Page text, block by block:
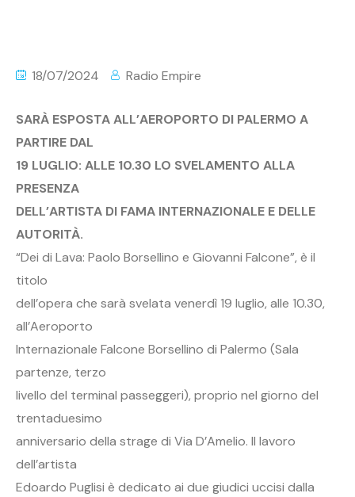
18/07/2024 Radio Empire
SARÀ ESPOSTA ALL’AEROPORTO DI PALERMO A
PARTIRE DAL
19 LUGLIO: ALLE 10.30 LO SVELAMENTO ALLA
PRESENZA
DELL’ARTISTA DI FAMA INTERNAZIONALE E DELLE
AUTORITÀ.
“Dei di Lava: Paolo Borsellino e Giovanni Falcone”, è il
titolo
dell’opera che sarà svelata venerdì 19 luglio, alle 10.30,
all’Aeroporto
Internazionale Falcone Borsellino di Palermo (Sala
partenze, terzo
livello del terminal passeggeri), proprio nel giorno del
trentaduesimo
anniversario della strage di Via D’Amelio. Il lavoro
dell’artista
Edoardo Puglisi è dedicato ai due giudici uccisi dalla